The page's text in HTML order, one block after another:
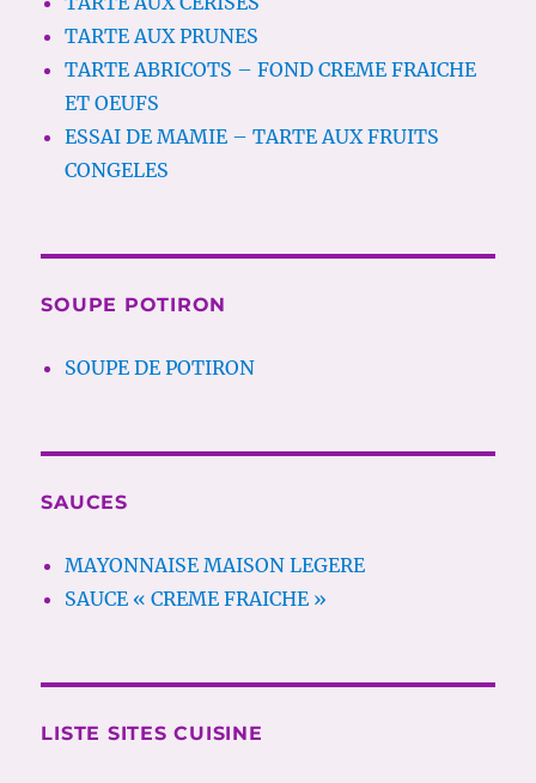
TARTE AUX PRUNES
TARTE ABRICOTS – FOND CREME FRAICHE
ET OEUFS
ESSAI DE MAMIE – TARTE AUX FRUITS
CONGELES
SOUPE POTIRON
SOUPE DE POTIRON
SAUCES
MAYONNAISE MAISON LEGERE
SAUCE « CREME FRAICHE »
LISTE SITES CUISINE